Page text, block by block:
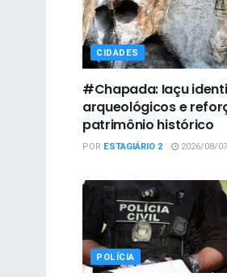
CIDADES
#Chapada: Iaçu
arqueológicos e
patrimônio histórico
POR ESTAGIÁRIO 2 2026/08/07
POLÍCIA